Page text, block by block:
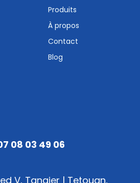
Produits
À propos
Contact
Blog
08 03 49 06
V, Tangier | Tetouan,